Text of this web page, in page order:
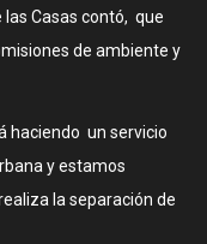
las Casas contó, que
de ambiente y
haciendo un servicio
y estamos
la separación de